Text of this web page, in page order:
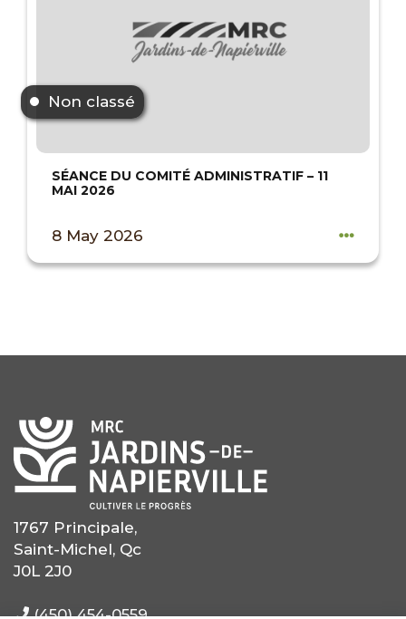
Non classé
SÉANCE DU COMITÉ ADMINISTRATIF – 11
MAI 2026
8 May 2026
1767 Principale,
Saint-Michel, Qc
J0L 2J0
(450) 454-0559